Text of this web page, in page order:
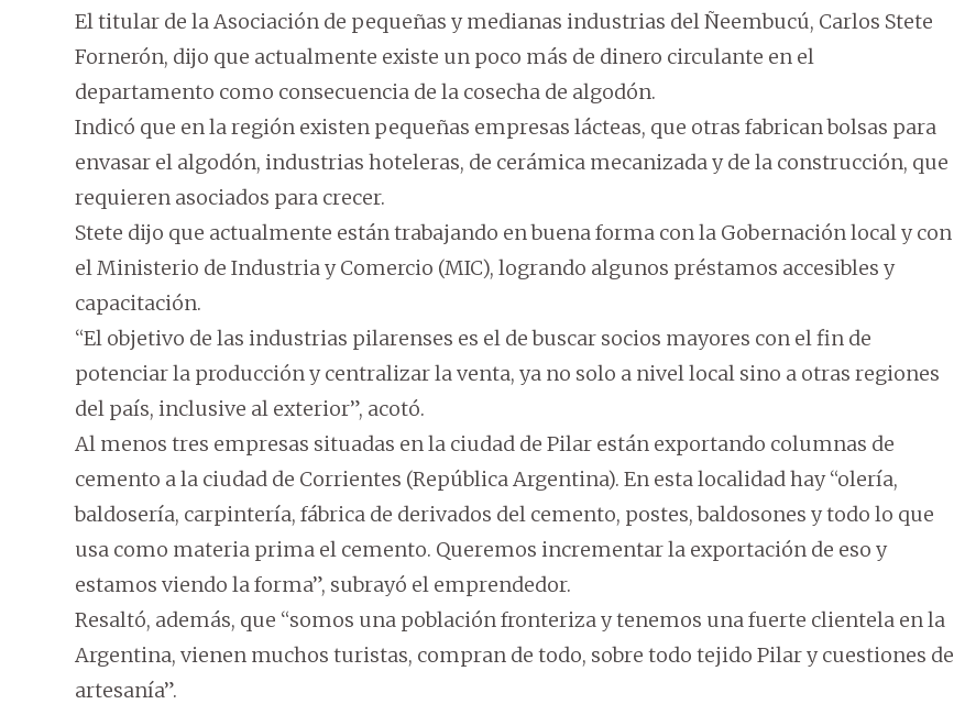
El titular de la Asociación de pequeñas y medianas industrias del Ñeembucú, Carlos Stete
Fornerón, dijo que actualmente existe un poco más de dinero circulante en el
departamento como consecuencia de la cosecha de algodón.
Indicó que en la región existen pequeñas empresas lácteas, que otras fabrican bolsas para
envasar el algodón, industrias hoteleras, de cerámica mecanizada y de la construcción, que
requieren asociados para crecer.
Stete dijo que actualmente están trabajando en buena forma con la Gobernación local y con
el Ministerio de Industria y Comercio (MIC), logrando algunos préstamos accesibles y
capacitación.
“El objetivo de las industrias pilarenses es el de buscar socios mayores con el fin de
potenciar la producción y centralizar la venta, ya no solo a nivel local sino a otras regiones
del país, inclusive al exterior”, acotó.
Al menos tres empresas situadas en la ciudad de Pilar están exportando columnas de
cemento a la ciudad de Corrientes (República Argentina). En esta localidad hay “olería,
baldosería, carpintería, fábrica de derivados del cemento, postes, baldosones y todo lo que
usa como materia prima el cemento. Queremos incrementar la exportación de eso y
estamos viendo la forma”, subrayó el emprendedor.
Resaltó, además, que “somos una población fronteriza y tenemos una fuerte clientela en la
Argentina, vienen muchos turistas, compran de todo, sobre todo tejido Pilar y cuestiones de
artesanía”.